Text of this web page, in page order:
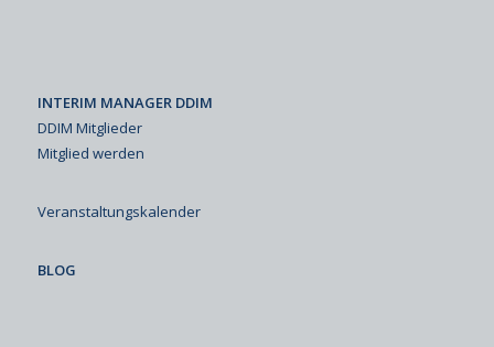
INTERIM MANAGER DDIM
DDIM Mitglieder
Mitglied werden
Veranstaltungskalender
BLOG